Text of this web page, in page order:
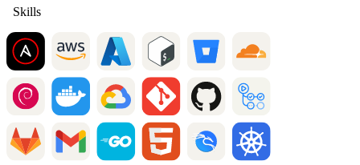
Skills